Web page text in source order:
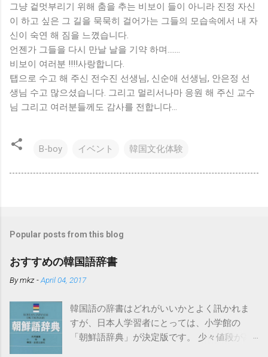
그냥 겉멋부리기 위해 춤을 추는 비보이 들이 아니라 진정 자신
이 하고 싶은 그 길을 묵묵히 걸어가는 그들의 모습속에서 내 자
신이 숙연 해 짐을 느꼈습니다.
언젠가 그들을 다시 만날 날을 기약 하며.......
비보이 여러분 !!!!사랑합니다.
탭으로 수고 해 주신 전수진 선생님, 신순애 선생님, 안은정 선
생님 수고 많으셨습니다. 그리고 멀리서나마 응원 해 주신 교수
님 그리고 여러분들께도 감사를 전합니다...
B-boy イベント 韓国文化体験
Popular posts from this blog
おすすめの韓国語辞書
Bymkz -April 04, 2017
韓国語の辞書はどれがいいかとよく訊かれま
すが、日本人学習者にとっては、小学館の
「朝鮮語辞典」が決定版です。 少々値段が高